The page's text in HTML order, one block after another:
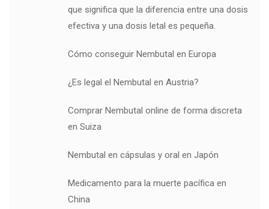
que significa que la diferencia entre una dosis
efectiva y una dosis letal es pequeña.
Cómo conseguir Nembutal en Europa
¿Es legal el Nembutal en Austria?
Comprar Nembutal online de forma discreta
en Suiza
Nembutal en cápsulas y oral en Japón
Medicamento para la muerte pacífica en
China